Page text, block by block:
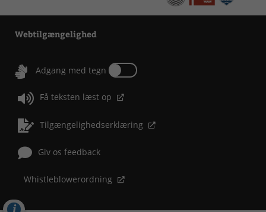
Webtilgængelighed
Adgang med tegn Tænd eller sluk for Adgang med tegn
Få teksten læst op
Tilgængelighedserklæring
Giv os feedback
Whistleblowerordning
Cookies